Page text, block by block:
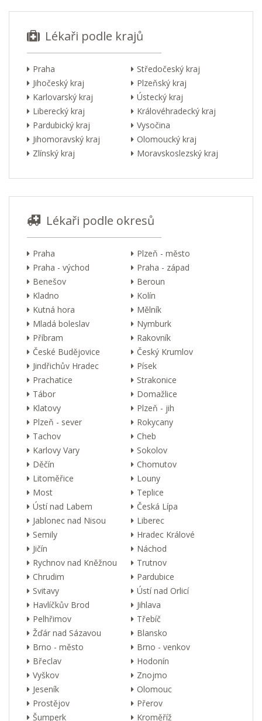
Lékaři podle krajů
Praha
Středočeský kraj
Jihočeský kraj
Plzeňský kraj
Karlovarský kraj
Ústecký kraj
Liberecký kraj
Královéhradecký kraj
Pardubický kraj
Vysočina
Jihomoravský kraj
Olomoucký kraj
Zlínský kraj
Moravskoslezský kraj
Lékaři podle okresů
Praha
Plzeň - město
Praha - východ
Praha - západ
Benešov
Beroun
Kladno
Kolín
Kutná hora
Mělník
Mladá boleslav
Nymburk
Příbram
Rakovník
České Budějovice
Český Krumlov
Jindřichův Hradec
Písek
Prachatice
Strakonice
Tábor
Domažlice
Klatovy
Plzeň - jih
Plzeň - sever
Rokycany
Tachov
Cheb
Karlovy Vary
Sokolov
Děčín
Chomutov
Litoměřice
Louny
Most
Teplice
Ústí nad Labem
Česká Lípa
Jablonec nad Nisou
Liberec
Semily
Hradec Králové
Jičín
Náchod
Rychnov nad Kněžnou
Trutnov
Chrudim
Pardubice
Svitavy
Ústí nad Orlicí
Havlíčkův Brod
Jihlava
Pelhřimov
Třebíč
Žďár nad Sázavou
Blansko
Brno - město
Brno - venkov
Břeclav
Hodonín
Vyškov
Znojmo
Jeseník
Olomouc
Prostějov
Přerov
Šumperk
Kroměříž